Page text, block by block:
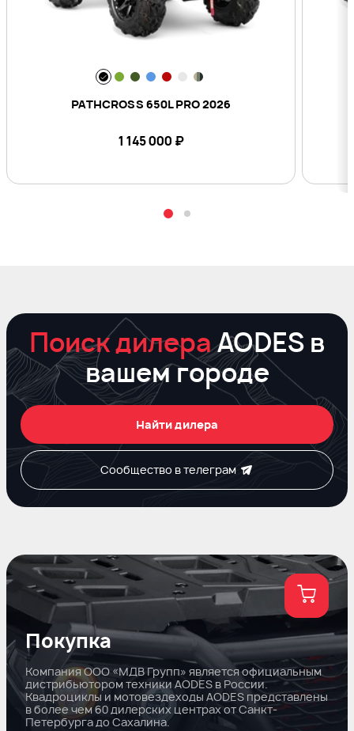
PATHCROSS 650L PRO 2026
1 145 000 ₽
Поиск дилераAODES в
вашем городе
Найти дилера
Сообщество в телеграм
Покупка
Компания ООО «МДВ Групп» является официальным
дистрибьютором техники AODES в России.
Квадроциклы и мотовездеходы AODES представлены
в более чем 60 дилерских центрах от Санкт-
Петербурга до Сахалина.